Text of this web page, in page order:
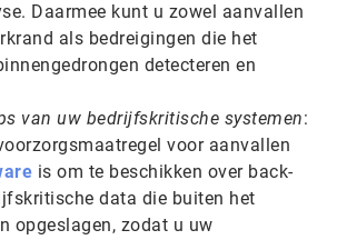
Daarmee kunt u zowel aanvallen
als bedreigingen die het
detecteren en
van uw bedrijfskritische systemen:
voor aanvallen
is om te beschikken over back-
data die buiten het
opgeslagen, zodat u uw